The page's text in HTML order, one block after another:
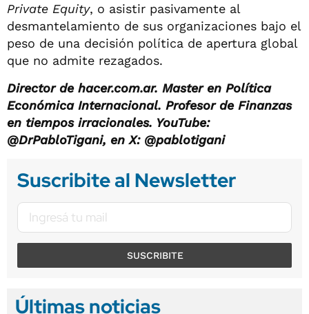
Private Equity, o asistir pasivamente al
desmantelamiento de sus organizaciones bajo el
peso de una decisión política de apertura global
que no admite rezagados.
Director de hacer.com.ar. Master en Política
Económica Internacional. Profesor de Finanzas
en tiempos irracionales. YouTube:
@DrPabloTigani, en X: @pablotigani
Suscribite al Newsletter
SUSCRIBITE
Últimas noticias